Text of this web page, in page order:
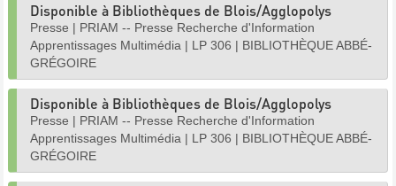
Disponible à Bibliothèques de Blois/Agglopolys
Presse | PRIAM -- Presse Recherche d'Information
Apprentissages Multimédia | LP 306 | BIBLIOTHÈQUE ABBÉ-
GRÉGOIRE
Disponible à Bibliothèques de Blois/Agglopolys
Presse | PRIAM -- Presse Recherche d'Information
Apprentissages Multimédia | LP 306 | BIBLIOTHÈQUE ABBÉ-
GRÉGOIRE